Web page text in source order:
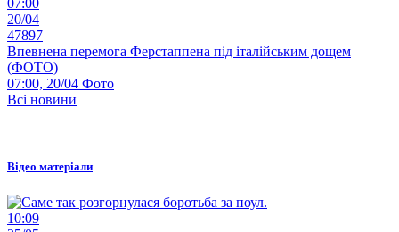
07:00
20/04
47897
Впевнена перемога Ферстаппена під італійським дощем
(ФОТО)
07:00, 20/04 Фото
Всі новини
Відео матеріали
10:09